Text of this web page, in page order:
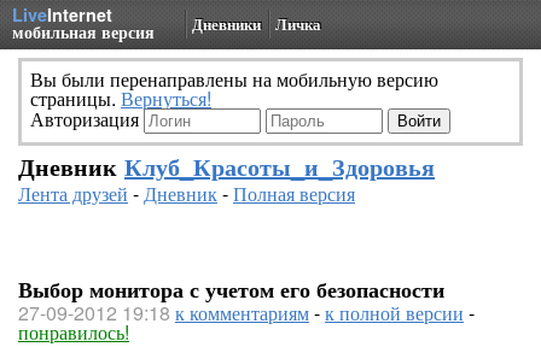
LiveInternet
мобильная версия Дневники Личка
Вы были перенаправлены на мобильную версию
страницы. Вернуться!
Авторизация
Дневник Клуб_Красоты_и_Здоровья
Лента друзей -Дневник-Полная версия
Выбор монитора с учетом его безопасности
27-09-2012 19:18 к комментариям-к полной версии -
понравилось!